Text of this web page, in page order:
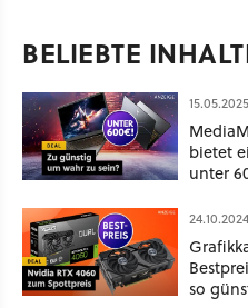
BELIEBTE
15.05.2025
bietet
unter
24.10.2024
so